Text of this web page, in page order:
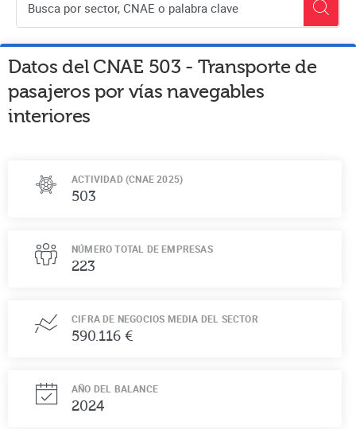
Datos del CNAE 503 - Transporte de
pasajeros por vías navegables
interiores
ACTIVIDAD (CNAE 2025)
503
NÚMERO TOTAL DE EMPRESAS
223
CIFRA DE NEGOCIOS MEDIA DEL SECTOR
590.116 €
AÑO DEL BALANCE
2024